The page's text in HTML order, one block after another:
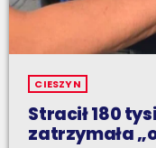
CIESZYN
Stracił 180
zatrzymała